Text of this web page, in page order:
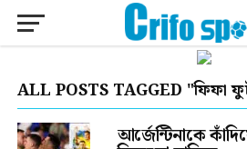
ALL POSTS TAGGED "ফিফা
আর্জেন্টিনাকে